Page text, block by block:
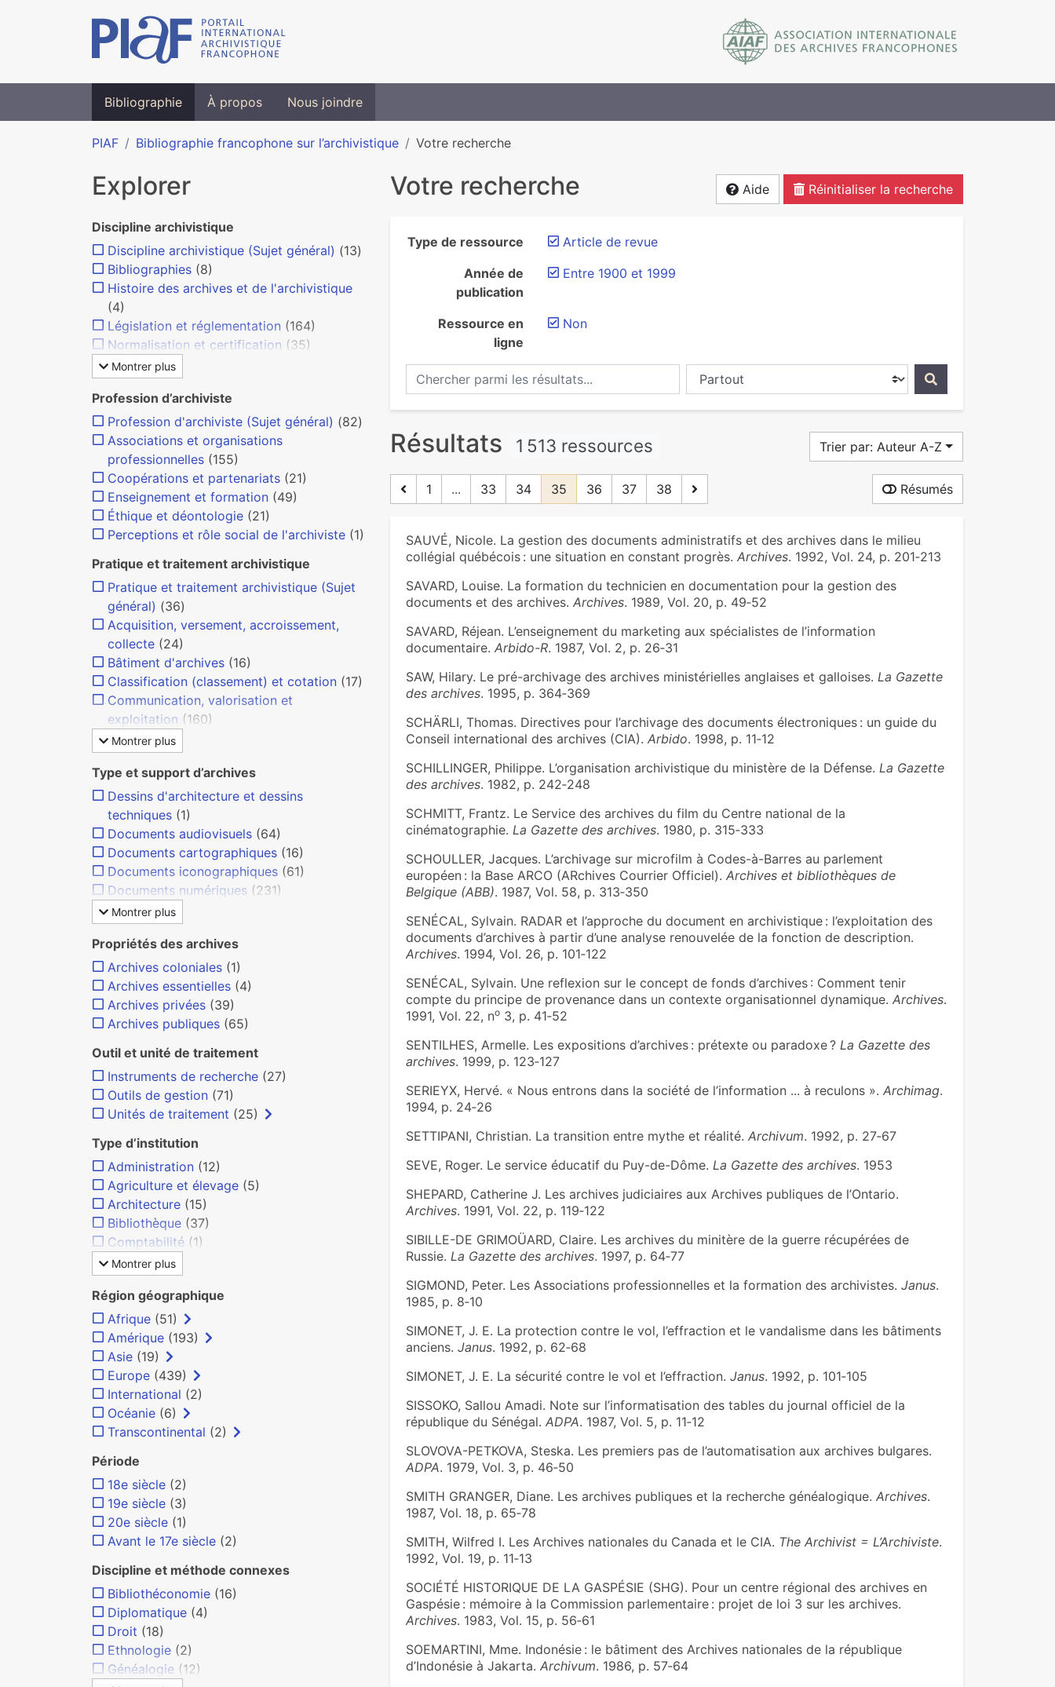
Bibliographie À propos Nous joindre
PIAF Bibliographie francophone sur l’archivistique Votre recherche
Votre recherche Aide Réinitialiser la recherche
Type de ressource
Article de revue
Année de
publication
Entre 1900 et 1999
Ressource en
ligne
Non
Chercher parmi les résultats... Chercher dans...
Résultats 1 513 ressources Trier par: Auteur A-Z
1 ... 33 34 35 36 37 38 Résumés
SAUVÉ, Nicole. La gestion des documents administratifs et des archives dans le milieu
collégial québécois : une situation en constant progrès. Archives. 1992, Vol. 24, p. 201‑213
SAVARD, Louise. La formation du technicien en documentation pour la gestion des
documents et des archives. Archives. 1989, Vol. 20, p. 49‑52
SAVARD, Réjean. L’enseignement du marketing aux spécialistes de l’information
documentaire. Arbido-R. 1987, Vol. 2, p. 26‑31
SAW, Hilary. Le pré-archivage des archives ministérielles anglaises et galloises. La Gazette
des archives. 1995, p. 364‑369
SCHÄRLI, Thomas. Directives pour l’archivage des documents électroniques : un guide du
Conseil international des archives (CIA). Arbido. 1998, p. 11‑12
SCHILLINGER, Philippe. L’organisation archivistique du ministère de la Défense. La Gazette
des archives. 1982, p. 242‑248
SCHMITT, Frantz. Le Service des archives du film du Centre national de la
cinématographie. La Gazette des archives. 1980, p. 315‑333
SCHOULLER, Jacques. L’archivage sur microfilm à Codes-à-Barres au parlement
européen : la Base ARCO (ARchives Courrier Officiel). Archives et bibliothèques de
Belgique (ABB). 1987, Vol. 58, p. 313‑350
SENÉCAL, Sylvain. RADAR et l’approche du document en archivistique : l’exploitation des
documents d’archives à partir d’une analyse renouvelée de la fonction de description.
Archives. 1994, Vol. 26, p. 101‑122
SENÉCAL, Sylvain. Une reflexion sur le concept de fonds d’archives : Comment tenir
compte du principe de provenance dans un contexte organisationnel dynamique. Archives.
1991, Vol. 22, no3, p. 41‑52
SENTILHES, Armelle. Les expositions d’archives : prétexte ou paradoxe ? La Gazette des
archives. 1999, p. 123‑127
SERIEYX, Hervé. « Nous entrons dans la société de l’information ... à reculons ». Archimag.
1994, p. 24‑26
SETTIPANI, Christian. La transition entre mythe et réalité. Archivum. 1992, p. 27‑67
SEVE, Roger. Le service éducatif du Puy-de-Dôme. La Gazette des archives. 1953
SHEPARD, Catherine J. Les archives judiciaires aux Archives publiques de l’Ontario.
Archives. 1991, Vol. 22, p. 119‑122
SIBILLE-DE GRIMOÜARD, Claire. Les archives du minitère de la guerre récupérées de
Russie. La Gazette des archives. 1997, p. 64‑77
SIGMOND, Peter. Les Associations professionnelles et la formation des archivistes. Janus.
1985, p. 8‑10
SIMONET, J. E. La protection contre le vol, l’effraction et le vandalisme dans les bâtiments
anciens. Janus. 1992, p. 62‑68
SIMONET, J. E. La sécurité contre le vol et l’effraction. Janus. 1992, p. 101‑105
SISSOKO, Sallou Amadi. Note sur l’informatisation des tables du journal officiel de la
république du Sénégal. ADPA. 1987, Vol. 5, p. 11‑12
SLOVOVA-PETKOVA, Steska. Les premiers pas de l’automatisation aux archives bulgares.
ADPA. 1979, Vol. 3, p. 46‑50
SMITH GRANGER, Diane. Les archives publiques et la recherche généalogique. Archives.
1987, Vol. 18, p. 65‑78
SMITH, Wilfred I. Les Archives nationales du Canada et le CIA. The Archivist = L’Archiviste.
1992, Vol. 19, p. 11‑13
SOCIÉTÉ HISTORIQUE DE LA GASPÉSIE (SHG). Pour un centre régional des archives en
Gaspésie : mémoire à la Commission parlementaire : projet de loi 3 sur les archives.
Archives. 1983, Vol. 15, p. 56‑61
SOEMARTINI, Mme. Indonésie : le bâtiment des Archives nationales de la république
d’Indonésie à Jakarta. Archivum. 1986, p. 57‑64
Explorer
Discipline archivistique
Discipline archivistique (Sujet général) (13)
Bibliographies (8)
Histoire des archives et de l'archivistique
(4)
Législation et réglementation (164)
Normalisation et certification (35)
Montrer plus
Profession d’archiviste
Profession d'archiviste (Sujet général) (82)
Associations et organisations
professionnelles (155)
Coopérations et partenariats (21)
Enseignement et formation (49)
Éthique et déontologie (21)
Perceptions et rôle social de l'archiviste (1)
Pratique et traitement archivistique
Pratique et traitement archivistique (Sujet
général) (36)
Acquisition, versement, accroissement,
collecte (24)
Bâtiment d'archives (16)
Classification (classement) et cotation (17)
Communication, valorisation et
exploitation (160)
Montrer plus
Type et support d’archives
Dessins d'architecture et dessins
techniques (1)
Documents audiovisuels (64)
Documents cartographiques (16)
Documents iconographiques (61)
Documents numériques (231)
Montrer plus
Propriétés des archives
Archives coloniales (1)
Archives essentielles (4)
Archives privées (39)
Archives publiques (65)
Outil et unité de traitement
Instruments de recherche (27)
Outils de gestion (71)
Unités de traitement (25)
Type d’institution
Administration (12)
Agriculture et élevage (5)
Architecture (15)
Bibliothèque (37)
Comptabilité (1)
Montrer plus
Région géographique
Afrique (51)
Amérique (193)
Asie (19)
Europe (439)
International (2)
Océanie (6)
Transcontinental (2)
Période
18e siècle (2)
19e siècle (3)
20e siècle (1)
Avant le 17e siècle (2)
Discipline et méthode connexes
Bibliothéconomie (16)
Diplomatique (4)
Droit (18)
Ethnologie (2)
Généalogie (12)